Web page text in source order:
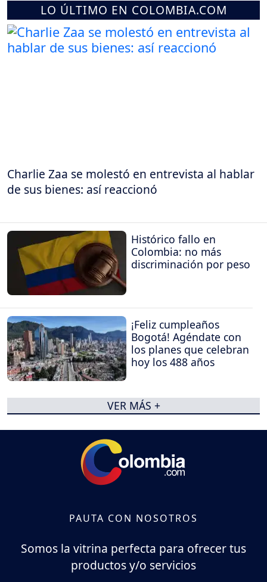
LO ÚLTIMO EN COLOMBIA.COM
Charlie Zaa se molestó en entrevista al hablar
de sus bienes: así reaccionó
Histórico fallo en
Colombia: no más
discriminación por peso
¡Feliz cumpleaños
Bogotá! Agéndate con
los planes que celebran
hoy los 488 años
VER MÁS +
PAUTA CON NOSOTROS
Somos la vitrina perfecta para ofrecer tus
productos y/o servicios